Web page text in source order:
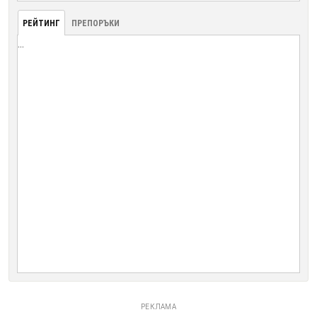
РЕЙТИНГ ПРЕПОРЪКИ
...
РЕКЛАМА